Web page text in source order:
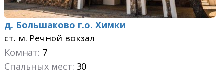
д. Большаково г.о. Химки
ст. м. Речной вокзал
Комнат: 7
Спальных мест: 30